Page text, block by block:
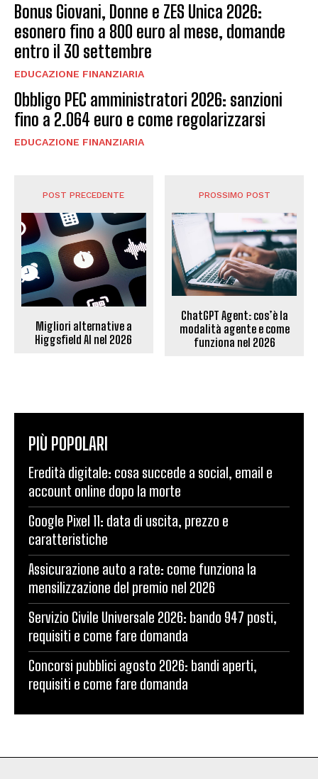
Bonus Giovani, Donne e ZES Unica 2026:
esonero fino a 800 euro al mese, domande
entro il 30 settembre
EDUCAZIONE FINANZIARIA
Obbligo PEC amministratori 2026: sanzioni
fino a 2.064 euro e come regolarizzarsi
EDUCAZIONE FINANZIARIA
POST PRECEDENTE
Migliori alternative a
Higgsfield AI nel 2026
PROSSIMO POST
ChatGPT Agent: cos’è la
modalità agente e come
funziona nel 2026
PIÙ POPOLARI
Eredità digitale: cosa succede a social, email e
account online dopo la morte
Google Pixel 11: data di uscita, prezzo e
caratteristiche
Assicurazione auto a rate: come funziona la
mensilizzazione del premio nel 2026
Servizio Civile Universale 2026: bando 947 posti,
requisiti e come fare domanda
Concorsi pubblici agosto 2026: bandi aperti,
requisiti e come fare domanda